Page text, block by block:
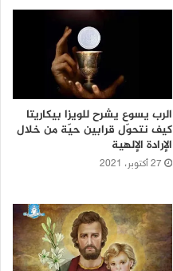
الرب يسوع يشرح للويزا بيكاريتا
كيف نتحوّل قرابين حيّة من خلال
الإرادة الإلهية
27 أكتوبر، 2021